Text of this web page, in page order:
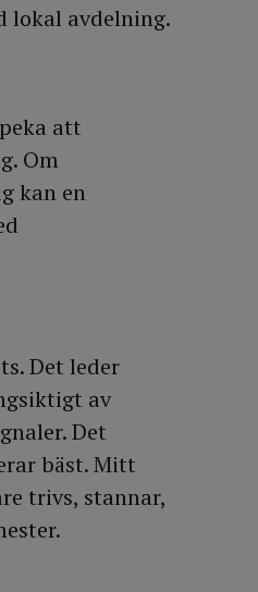
lokal avdelning.
att
Om
kan en
Det leder
av
Det
bäst. Mitt
trivs, stannar,